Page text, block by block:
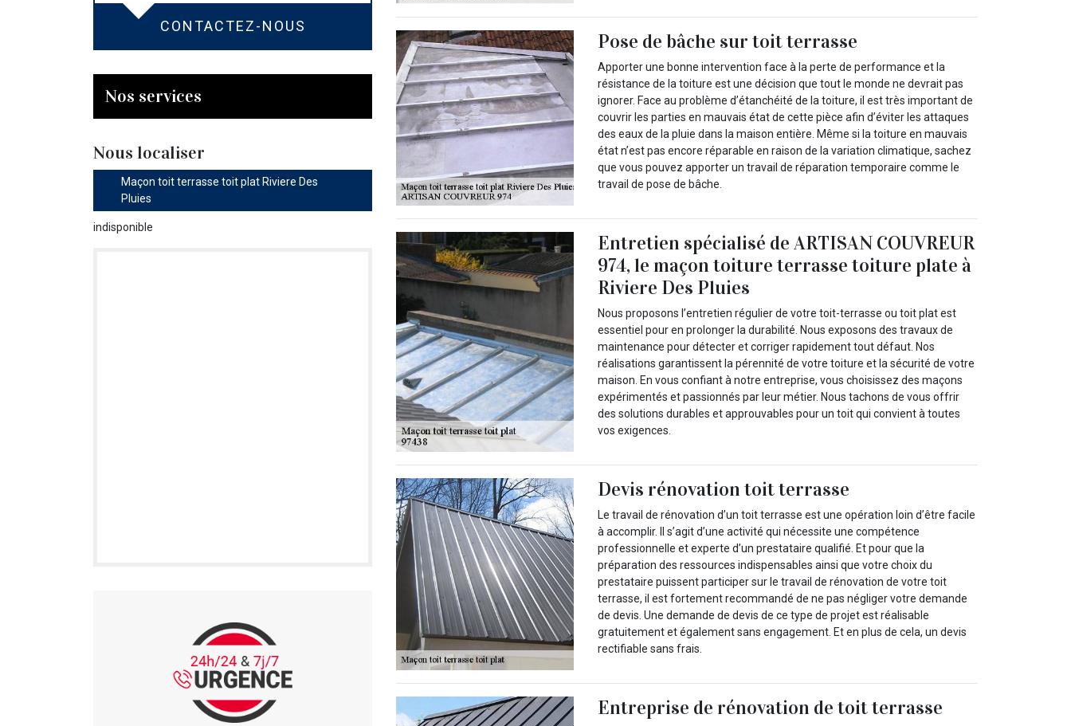
CONTACTEZ-NOUS
Nos services
Nous localiser
Maçon toit terrasse toit plat Riviere Des
Pluies
indisponible
Pose de bâche sur toit terrasse
Apporter une bonne intervention face à la perte de performance et la
résistance de la toiture est une décision que tout le monde ne devrait pas
ignorer. Face au problème d’étanchéité de la toiture, il est très important de
couvrir les parties en mauvais état de cette pièce afin d’éviter les attaques
des eaux de la pluie dans la maison entière. Même si la toiture en mauvais
état n’est pas encore réparable en raison de la variation climatique, sachez
que vous pouvez apporter un travail de réparation temporaire comme le
travail de pose de bâche.
Entretien spécialisé de ARTISAN COUVREUR
974, le maçon toiture terrasse toiture plate à
Riviere Des Pluies
Nous proposons l’entretien régulier de votre toit-terrasse ou toit plat est
essentiel pour en prolonger la durabilité. Nous exposons des travaux de
maintenance pour détecter et corriger rapidement tout défaut. Nos
réalisations garantissent la pérennité de votre toiture et la sécurité de votre
maison. En vous confiant à notre entreprise, vous choisissez des maçons
expérimentés et passionnés par leur métier. Nous tachons de vous offrir
des solutions durables et approuvables pour un toit qui convient à toutes
vos exigences.
Devis rénovation toit terrasse
Le travail de rénovation d’un toit terrasse est une opération loin d’être facile
à accomplir. Il s’agit d’une activité qui nécessite une compétence
professionnelle et experte d’un prestataire qualifié. Et pour que la
préparation des ressources indispensables ainsi que votre choix du
prestataire puissent participer sur le travail de rénovation de votre toit
terrasse, il est fortement recommandé de ne pas négliger votre demande
de devis. Une demande de devis de ce type de projet est réalisable
gratuitement et également sans engagement. Et en plus de cela, un devis
rectifiable sans frais.
Entreprise de rénovation de toit terrasse